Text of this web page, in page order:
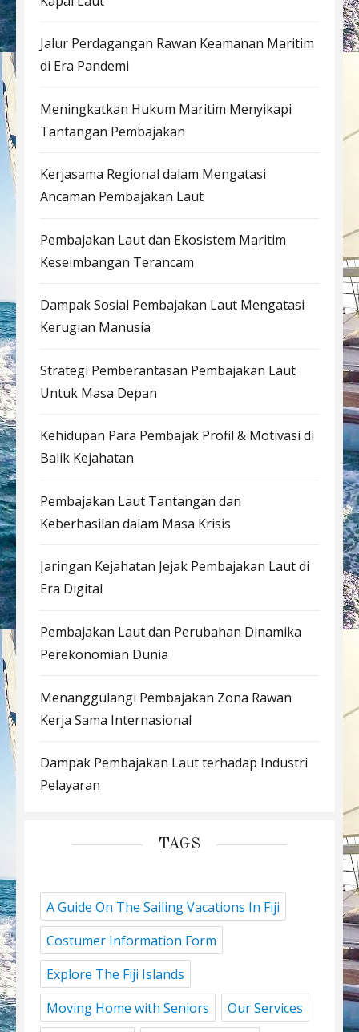
Jalur Perdagangan Rawan Keamanan Maritim
di Era Pandemi
Meningkatkan Hukum Maritim Menyikapi
Tantangan Pembajakan
Kerjasama Regional dalam Mengatasi
Ancaman Pembajakan Laut
Pembajakan Laut dan Ekosistem Maritim
Keseimbangan Terancam
Dampak Sosial Pembajakan Laut Mengatasi
Kerugian Manusia
Strategi Pemberantasan Pembajakan Laut
Untuk Masa Depan
Kehidupan Para Pembajak Profil & Motivasi di
Balik Kejahatan
Pembajakan Laut Tantangan dan
Keberhasilan dalam Masa Krisis
Jaringan Kejahatan Jejak Pembajakan Laut di
Era Digital
Pembajakan Laut dan Perubahan Dinamika
Perekonomian Dunia
Menanggulangi Pembajakan Zona Rawan
Kerja Sama Internasional
Dampak Pembajakan Laut terhadap Industri
Pelayaran
TAGS
A Guide On The Sailing Vacations In Fiji
Costumer Information Form
Explore The Fiji Islands
Moving Home with Seniors
Our Services